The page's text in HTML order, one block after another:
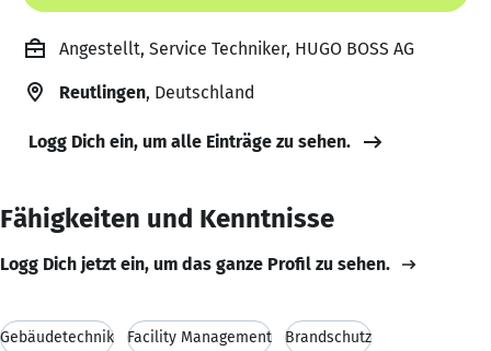
Angestellt, Service Techniker, HUGO BOSS AG
Reutlingen, Deutschland
Logg Dich ein, um alle Einträge zu sehen.
Fähigkeiten und Kenntnisse
Logg Dich jetzt ein, um das ganze Profil zu sehen.
Gebäudetechnik Facility Management Brandschutz